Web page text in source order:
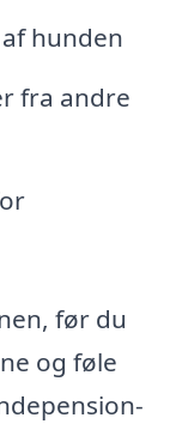
hunden
fra andre
før du
og føle